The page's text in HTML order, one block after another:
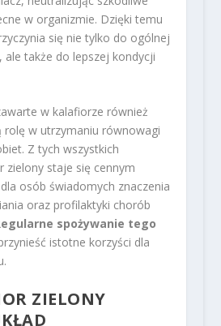
w organizmie. Dzięki temu
się nie tylko do ogólnej
ale także do lepszej kondycji
w kalafiorze również
rolę w utrzymaniu równowagi
Z tych wszystkich
zielony staje się cennym
osób świadomych znaczenia
oraz profilaktyki chorób
spożywanie tego
istotne korzyści dla
ZIELONY